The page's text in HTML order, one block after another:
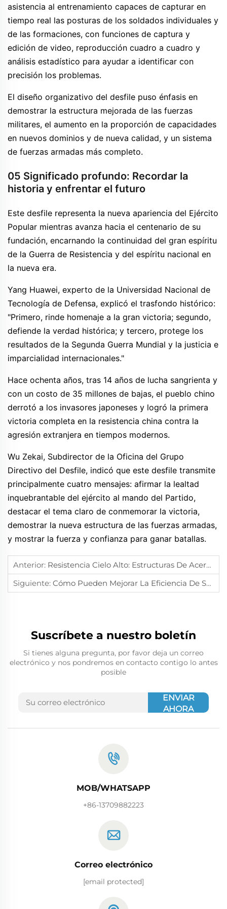
asistencia al entrenamiento capaces de capturar en
tiempo real las posturas de los soldados individuales y
de las formaciones, con funciones de captura y
edición de video, reproducción cuadro a cuadro y
análisis estadístico para ayudar a identificar con
precisión los problemas.
El diseño organizativo del desfile puso énfasis en
demostrar la estructura mejorada de las fuerzas
militares, el aumento en la proporción de capacidades
en nuevos dominios y de nueva calidad, y un sistema
de fuerzas armadas más completo.
05 Significado profundo: Recordar la
historia y enfrentar el futuro
Este desfile representa la nueva apariencia del Ejército
Popular mientras avanza hacia el centenario de su
fundación, encarnando la continuidad del gran espíritu
de la Guerra de Resistencia y del espíritu nacional en
la nueva era.
Yang Huawei, experto de la Universidad Nacional de
Tecnología de Defensa, explicó el trasfondo histórico:
"Primero, rinde homenaje a la gran victoria; segundo,
defiende la verdad histórica; y tercero, protege los
resultados de la Segunda Guerra Mundial y la justicia e
imparcialidad internacionales."
Hace ochenta años, tras 14 años de lucha sangrienta y
con un costo de 35 millones de bajas, el pueblo chino
derrotó a los invasores japoneses y logró la primera
victoria completa en la resistencia china contra la
agresión extranjera en tiempos modernos.
Wu Zekai, Subdirector de la Oficina del Grupo
Directivo del Desfile, indicó que este desfile transmite
principalmente cuatro mensajes: afirmar la lealtad
inquebrantable del ejército al mando del Partido,
destacar el tema claro de conmemorar la victoria,
demostrar la nueva estructura de las fuerzas armadas,
y mostrar la fuerza y confianza para ganar batallas.
Anterior: Resistencia Cielo Alto: Estructuras De Acero Revolucionando La Construcción Moderna 🌆
Siguiente: Cómo Pueden Mejorar La Eficiencia De Su Almacén Las Estructuras De Acero
Suscríbete a nuestro boletín
Si tienes alguna pregunta, por favor deja un correo
electrónico y nos pondremos en contacto contigo lo antes
posible
ENVIAR
AHORA
MOB/WHATSAPP
+86-13709882223
Correo electrónico
[email protected]